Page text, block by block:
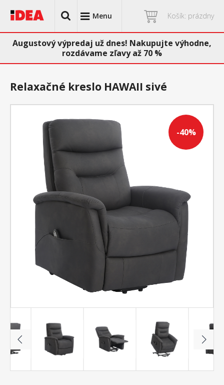
Menu Košík: prázdny
Augustový výpredaj už dnes! Nakupujte výhodne,
rozdávame zľavy až 70 %
-40%
Relaxačné kreslo HAWAII sivé